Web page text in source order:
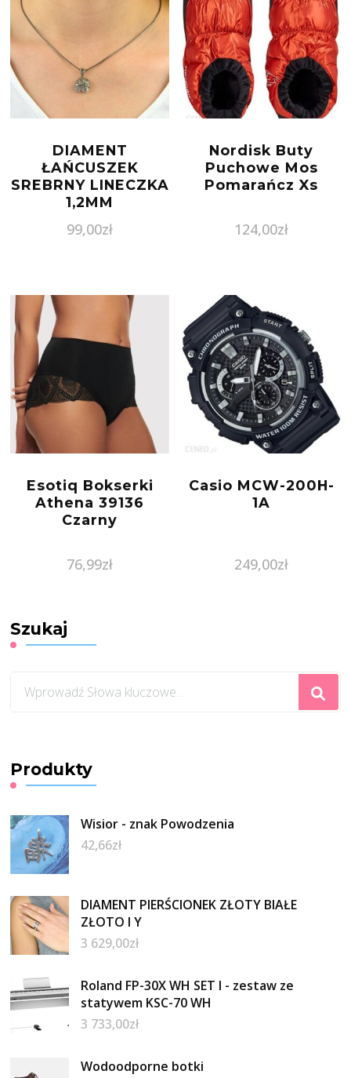
DIAMENT
ŁAŃCUSZEK
SREBRNY LINECZKA
1,2MM
99,00zł
Nordisk Buty
Puchowe Mos
Pomarańcz Xs
124,00zł
Esotiq Bokserki
Athena 39136
Czarny
76,99zł
Casio MCW-200H-
1A
249,00zł
Szukaj
czegoś?
Produkty
Wisior - znak Powodzenia
42,66zł
DIAMENT PIERŚCIONEK ZŁOTY BIAŁE
ZŁOTO I Y
3 629,00zł
Roland FP-30X WH SET I - zestaw ze
statywem KSC-70 WH
3 733,00zł
Wodoodporne botki